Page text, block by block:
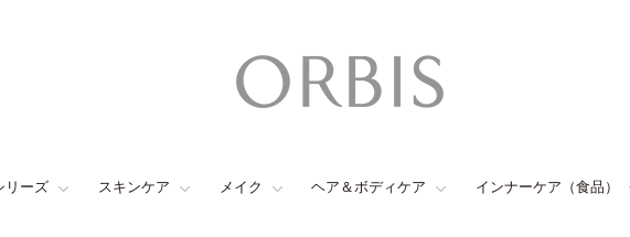
リーズ スキンケア メイク ヘア＆ボディケア インナーケア（食品）